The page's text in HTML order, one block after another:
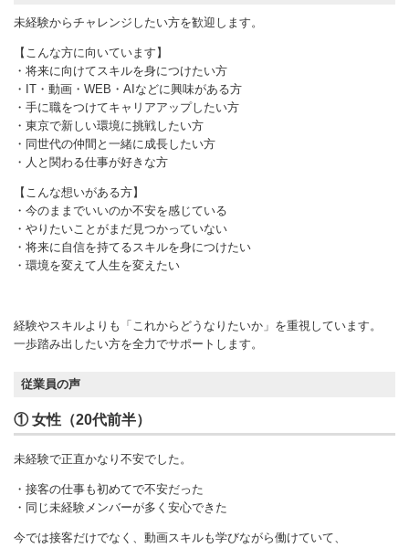
未経験からチャレンジしたい方を歓迎します。
【こんな方に向いています】
・将来に向けてスキルを身につけたい方
・IT・動画・WEB・AIなどに興味がある方
・手に職をつけてキャリアアップしたい方
・東京で新しい環境に挑戦したい方
・同世代の仲間と一緒に成長したい方
・人と関わる仕事が好きな方
【こんな想いがある方】
・今のままでいいのか不安を感じている
・やりたいことがまだ見つかっていない
・将来に自信を持てるスキルを身につけたい
・環境を変えて人生を変えたい
経験やスキルよりも「これからどうなりたいか」を重視しています。
一歩踏み出したい方を全力でサポートします。
従業員の声
① 女性（20代前半）
未経験で正直かなり不安でした。
・接客の仕事も初めてで不安だった
・同じ未経験メンバーが多く安心できた
今では接客だけでなく、動画スキルも学びながら働けていて、